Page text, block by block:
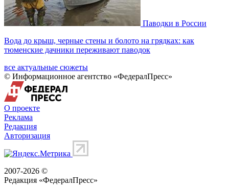
Паводки в России
Вода до крыш, черные стены и болото на грядках: как
тюменские дачники переживают паводок
все актуальные сюжеты
© Информационное агентство «ФедералПресс»
О проекте
Реклама
Редакция
Авторизация
2007-2026 ©
Редакция «ФедералПресс»